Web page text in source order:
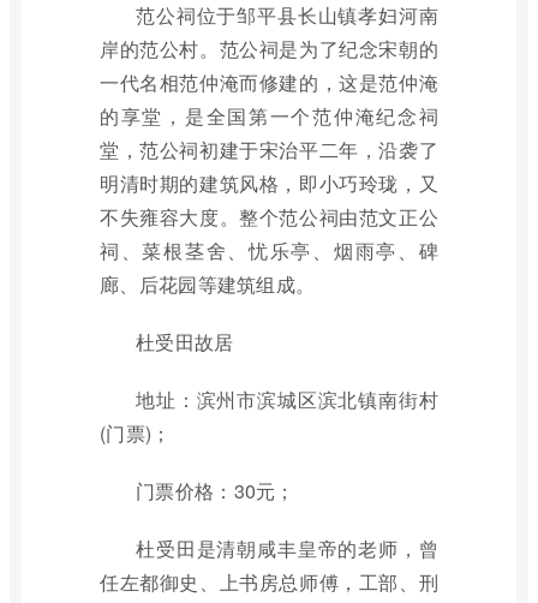
范公祠位于邹平县长山镇孝妇河南
岸的范公村。范公祠是为了纪念宋朝的
一代名相范仲淹而修建的，这是范仲淹
的享堂，是全国第一个范仲淹纪念祠
堂，范公祠初建于宋治平二年，沿袭了
明清时期的建筑风格，即小巧玲珑，又
不失雍容大度。整个范公祠由范文正公
祠、菜根茎舍、忧乐亭、烟雨亭、碑
廊、后花园等建筑组成。
杜受田故居
地址：滨州市滨城区滨北镇南街村
(门票)；
门票价格：30元；
杜受田是清朝咸丰皇帝的老师，曾
任左都御史、上书房总师傅，工部、刑